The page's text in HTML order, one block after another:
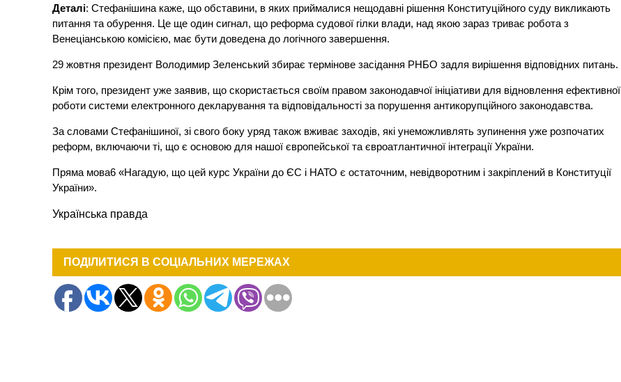
Деталі: Стефанішина каже, що обставини, в яких приймалися нещодавні рішення Конституційного суду викликають
питання та обурення. Це ще один сигнал, що реформа судової гілки влади, над якою зараз триває робота з
Венеціанською комісією, має бути доведена до логічного завершення.
29 жовтня президент Володимир Зеленський збирає термінове засідання РНБО задля вирішення відповідних питань.
Крім того, президент уже заявив, що скористається своїм правом законодавчої ініціативи для відновлення ефективної
роботи системи електронного декларування та відповідальності за порушення антикорупційного законодавства.
За словами Стефанішиної, зі свого боку уряд також вживає заходів, які унеможливлять зупинення уже розпочатих
реформ, включаючи ті, що є основою для нашої європейської та євроатлантичної інтеграції України.
Пряма мова6 «Нагадую, що цей курс України до ЄС і НАТО є остаточним, невідворотним і закріплений в Конституції
України».
Українська правда
ПОДІЛИТИСЯ В СОЦІАЛЬНИХ МЕРЕЖАХ